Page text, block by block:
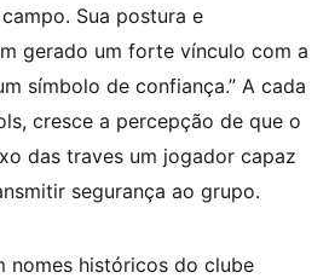
Sua postura e
gerado um forte vínculo com a
símbolo de confiança.” A cada
cresce a percepção de que o
das traves um jogador capaz
segurança ao grupo.
nomes históricos do clube